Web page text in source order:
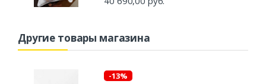
Другие товары магазина
-13%